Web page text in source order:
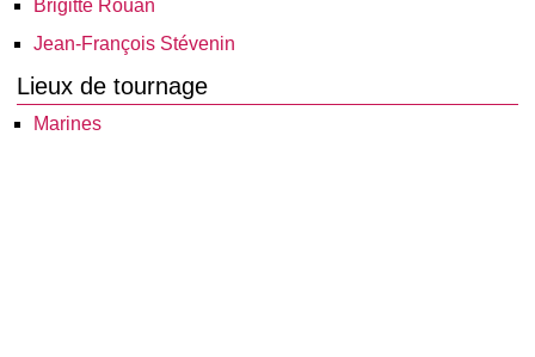
Brigitte Roüan
Jean-François Stévenin
Lieux de tournage
Marines